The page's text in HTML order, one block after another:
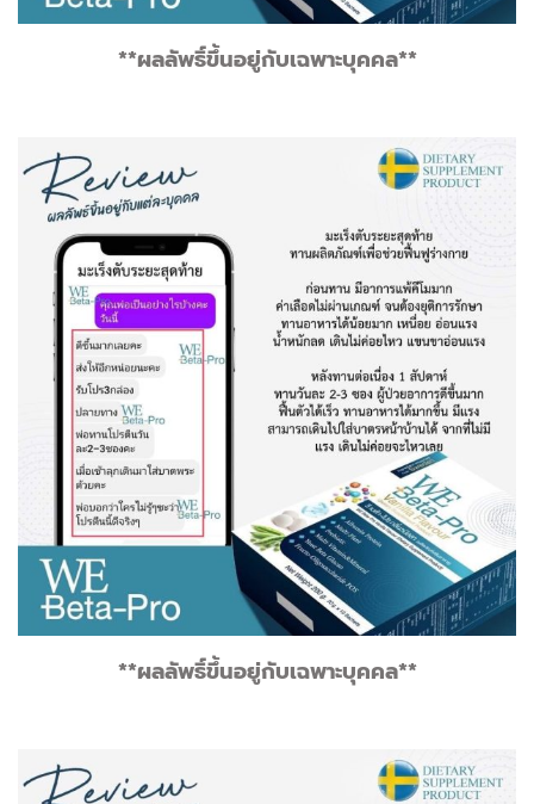
**ผลลัพธิ์ขึ้นอยู่กับเฉพาะบุคคล**
**ผลลัพธิ์ขึ้นอยู่กับเฉพาะบุคคล**